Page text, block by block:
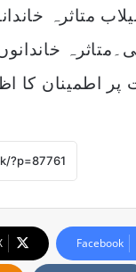
متاثرہ
اطمینان کا
Facebook